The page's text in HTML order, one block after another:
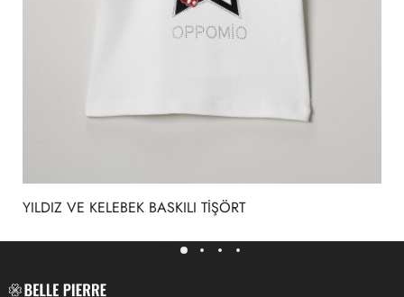
YILDIZ VE KELEBEK BASKILI TIŞÖRT